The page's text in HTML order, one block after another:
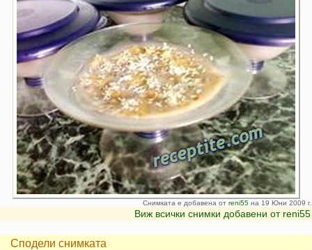
Снимката е добавена от reni55 на 19 Юни 2009 г.
Виж всички снимки добавени от reni55
Сподели снимката